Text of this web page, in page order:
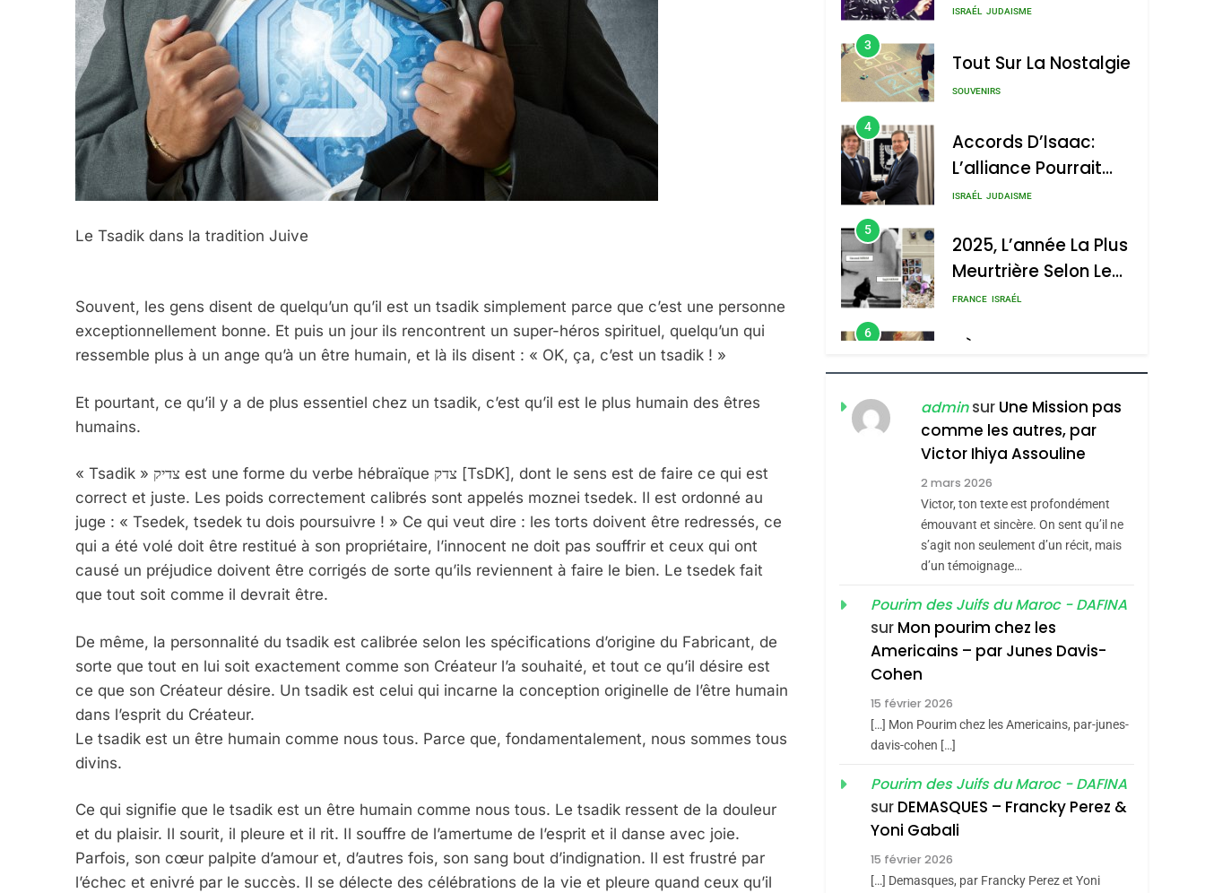
Le Tsadik dans la tradition Juive
Souvent, les gens disent de quelqu’un qu’il est un tsadik simplement parce que c’est une personne
exceptionnellement bonne. Et puis un jour ils rencontrent un super-héros spirituel, quelqu’un qui
ressemble plus à un ange qu’à un être humain, et là ils disent : « OK, ça, c’est un tsadik ! »
Et pourtant, ce qu’il y a de plus essentiel chez un tsadik, c’est qu’il est le plus humain des êtres
humains.
« Tsadik » צדיק est une forme du verbe hébraïque צדק [TsDK], dont le sens est de faire ce qui est
correct et juste. Les poids correctement calibrés sont appelés moznei tsedek. Il est ordonné au
juge : « Tsedek, tsedek tu dois poursuivre ! » Ce qui veut dire : les torts doivent être redressés, ce
qui a été volé doit être restitué à son propriétaire, l’innocent ne doit pas souffrir et ceux qui ont
causé un préjudice doivent être corrigés de sorte qu’ils reviennent à faire le bien. Le tsedek fait
que tout soit comme il devrait être.
De même, la personnalité du tsadik est calibrée selon les spécifications d’origine du Fabricant, de
sorte que tout en lui soit exactement comme son Créateur l’a souhaité, et tout ce qu’il désire est
ce que son Créateur désire. Un tsadik est celui qui incarne la conception originelle de l’être humain
dans l’esprit du Créateur.
Le tsadik est un être humain comme nous tous. Parce que, fondamentalement, nous sommes tous
divins.
Ce qui signifie que le tsadik est un être humain comme nous tous. Le tsadik ressent de la douleur
et du plaisir. Il sourit, il pleure et il rit. Il souffre de l’amertume de l’esprit et il danse avec joie.
Parfois, son cœur palpite d’amour et, d’autres fois, son sang bout d’indignation. Il est frustré par
l’échec et enivré par le succès. Il se délecte des célébrations de la vie et pleure quand ceux qu’il
Nouvelle Chanson De
ISRAÉL JUDAISME
3
Tout Sur La Nostalgie
SOUVENIRS
4
Accords D’Isaac:
L’alliance Pourrait
S’étendre À 13 Pays
ISRAÉL JUDAISME
5
2025, L’année La Plus
Meurtrière Selon Le
Rapport D’ADL
FRANCE ISRAÉL
6
FIÈRE, DIGNE ET
RÉSILIENTE :
POURQUOI JE
REVENDIQUE MA
JUDAÏTE Par Thérèse
Zrihen-Dvir
ISRAÉL JUDAISME
CE QUI NOUS
MANQUE – Jacques
Hadida
JUDAISME
Maroc : Les Amandes
De Tafraout, Le Miel
De Tadla Azilal
Consacrés Produits
Du Terroir
DAFINA MAROC
Oeil Ravageur –
2
Dis Guerre»: La
Nouvelle Chanson De
Boy George
ISRAÉL JUDAISME
adminsur Une Mission pas
comme les autres, par
Victor Ihiya Assouline
2 mars 2026
Victor, ton texte est profondément
émouvant et sincère. On sent qu’il ne
s’agit non seulement d’un récit, mais
d’un témoignage…
Pourim des Juifs du Maroc - DAFINA
sur Mon pourim chez les
Americains – par Junes Davis-
Cohen
15 février 2026
[…] Mon Pourim chez les Americains, par-junes-
davis-cohen […]
Pourim des Juifs du Maroc - DAFINA
sur DEMASQUES – Francky Perez &
Yoni Gabali
15 février 2026
[…] Demasques, par Francky Perez et Yoni
5
2025, L’année La Plus Meurtrière Selon Le Rapport D’ADL Contre L’antisémitisme